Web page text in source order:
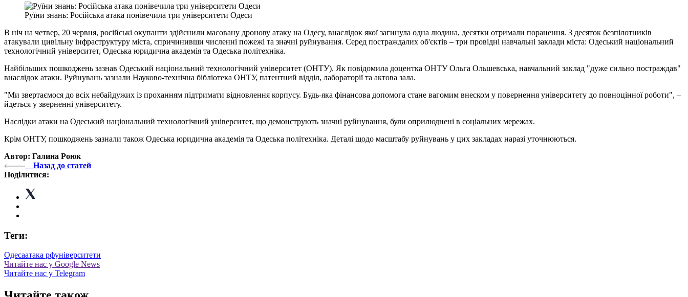
Руїни знань: Російська атака понівечила три університети Одеси
В ніч на четвер, 20 червня, російські окупанти здійснили масовану дронову атаку на Одесу, внаслідок якої загинула одна людина, десятки отримали поранення. З десяток безпілотників
атакували цивільну інфраструктуру міста, спричинивши численні пожежі та значні руйнування. Серед постраждалих об'єктів – три провідні навчальні заклади міста: Одеський національний
технологічний університет, Одеська юридична академія та Одеська політехніка.
Найбільших пошкоджень зазнав Одеський національний технологічний університет (ОНТУ). Як повідомила доцентка ОНТУ Ольга Ольшевська, навчальний заклад "дуже сильно постраждав"
внаслідок атаки. Руйнувань зазнали Науково-технічна бібліотека ОНТУ, патентний відділ, лабораторії та актова зала.
"Ми звертаємося до всіх небайдужих із проханням підтримати відновлення корпусу. Будь-яка фінансова допомога стане вагомим внеском у повернення університету до повноцінної роботи", –
йдеться у зверненні університету.
Наслідки атаки на Одеський національний технологічний університет, що демонструють значні руйнування, були оприлюднені в соціальних мережах.
Крім ОНТУ, пошкоджень зазнали також Одеська юридична академія та Одеська політехніка. Деталі щодо масштабу руйнувань у цих закладах наразі уточнюються.
Автор: Галина Роюк
Назад до статей
Поділитися:
Теги:
Одесаатака рфуніверситети
Читайте нас у Google News
Читайте нас у Telegram